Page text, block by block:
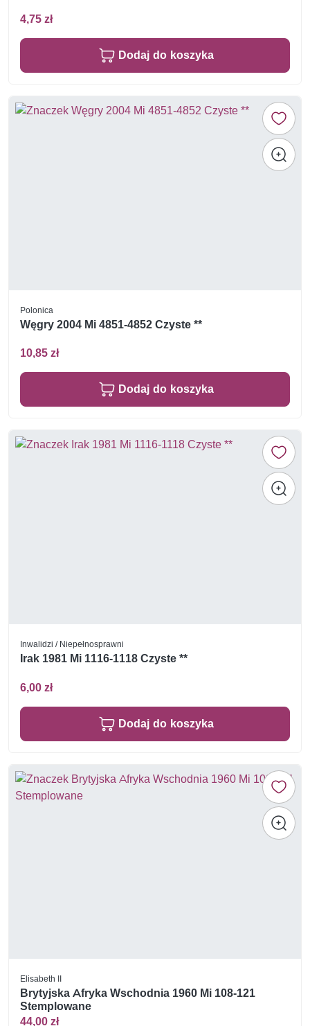
4,75 zł
Dodaj do koszyka
Polonica
Węgry 2004 Mi 4851-4852 Czyste **
10,85 zł
Dodaj do koszyka
Inwalidzi / Niepełnosprawni
Irak 1981 Mi 1116-1118 Czyste **
6,00 zł
Dodaj do koszyka
Elisabeth II
Brytyjska Afryka Wschodnia 1960 Mi 108-121
Stemplowane
44,00 zł